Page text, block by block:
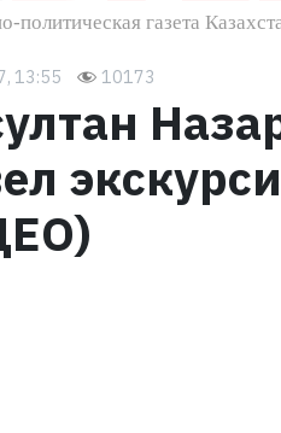
13:55 10173